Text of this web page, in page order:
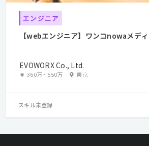
エンジニア
【webエンジニア】ワンコnowaメデ
EVOWORX Co., Ltd.
360万~550万 東京
スキル未登録